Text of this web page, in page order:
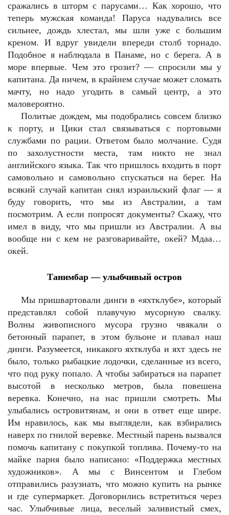
сражались в шторм с парусами… Как хорошо, что
теперь мужская команда! Паруса надувались все
сильнее, дождь хлестал, мы шли уже с большим
креном. И вдруг увидели впереди столб торнадо.
Подобное я наблюдала в Панаме, но с берега. А в
море впервые. Чем это грозит? — спросили мы у
капитана. Да ничем, в крайнем случае может сломать
мачту, но надо угодить в самый центр, а это
маловероятно.
Политые дождем, мы подобрались совсем близко
к порту, и Цики стал связываться с портовыми
службами по рации. Ответом было молчание. Судя
по захолустности места, там никто не знал
английского языка. Так что пришлось входить в порт
самовольно и самовольно спускаться на берег. На
всякий случай капитан снял израильский флаг — я
буду говорить, что мы из Австралии, а там
посмотрим. А если попросят документы? Скажу, что
имел в виду, что мы пришли из Австралии. А вы
вообще ни с кем не разговаривайте, окей? Мдаа…
окей.
Танимбар — улыбчивый остров
Мы пришвартовали динги в «яхтклубе», который
представлял собой плавучую мусорную свалку.
Волны живописного мусора грузно чвякали о
бетонный парапет, в этом бульоне и плавал наш
динги. Разумеется, никакого яхтклуба и яхт здесь не
было, только рыбацкие лодочки, сделанные из всего,
что под руку попало. А чтобы забираться на парапет
высотой в несколько метров, была повешена
веревка. Конечно, на нас пришли смотреть. Мы
улыбались островитянам, и они в ответ еще шире.
Им нравилось, как мы выглядели, как взбирались
наверх по гнилой веревке. Местный парень вызвался
помочь капитану с покупкой топлива. Почему-то на
майке парня было написано: «Поддержка местных
художников». А мы с Винсентом и Глебом
отправились разузнать, что можно купить на рынке
и где супермаркет. Договорились встретиться через
час. Улыбчивые лица, веселый заливистый смех,